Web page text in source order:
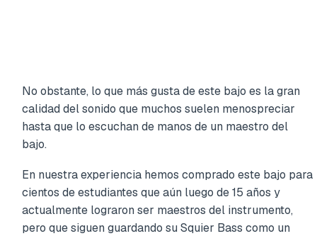
No obstante, lo que más gusta de este bajo es la gran
calidad del sonido que muchos suelen menospreciar
hasta que lo escuchan de manos de un maestro del
bajo.
En nuestra experiencia hemos comprado este bajo para
cientos de estudiantes que aún luego de 15 años y
actualmente lograron ser maestros del instrumento,
pero que siguen guardando su Squier Bass como un